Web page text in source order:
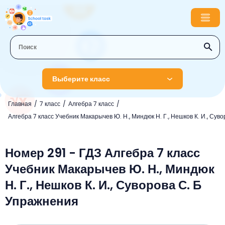
Выберите класс
Главная 7 класс
Алгебра 7 класс
Алгебра 7 класс Учебник Макарычев Ю. Н., Миндюк Н. Г., Нешков К. И.,
1 класс
Русский язык
Литературное чтение
Окружающий мир
Математика
Английский язык
Информатика
3 класс
Музыка
Окружающий мир
4 класс
Английский язык
Номер 291 - ГДЗ Алгебра 7 класс
Учебник Макарычев Ю. Н., Миндюк
Н. Г., Нешков К. И., Суворова С. Б
Упражнения